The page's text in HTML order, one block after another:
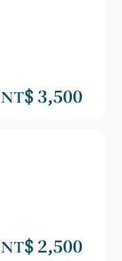
NT$ 3,500
NT$ 2,500